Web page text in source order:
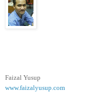
Faizal Yusup
www.faizalyusup.com